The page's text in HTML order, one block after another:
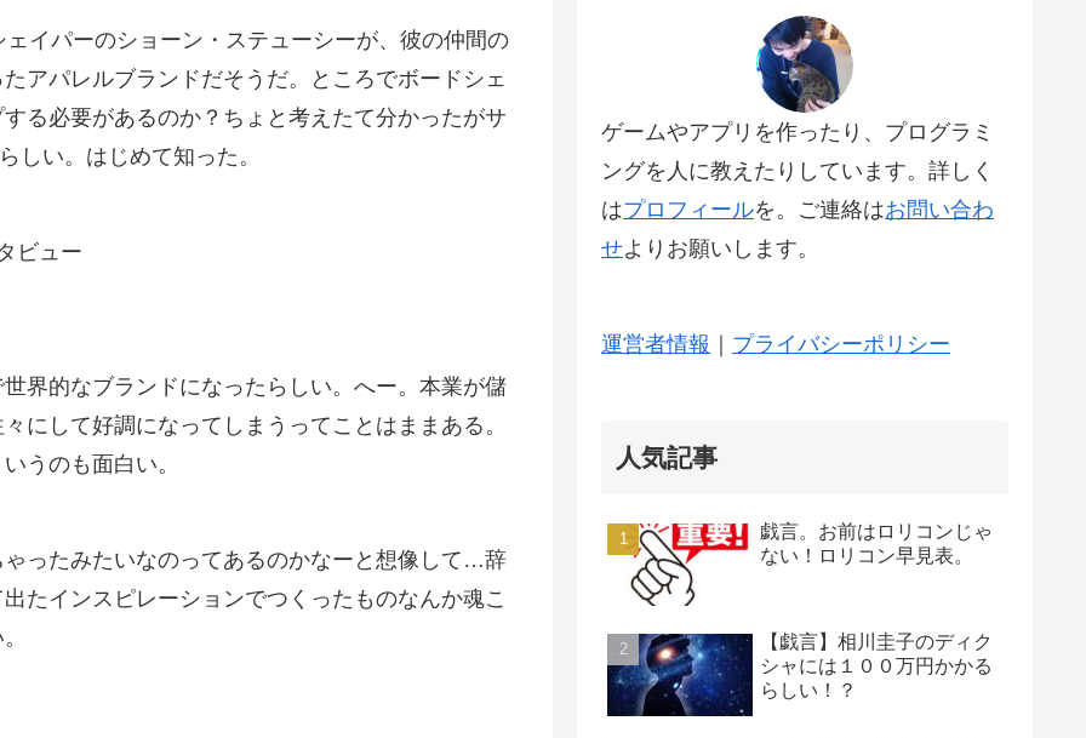
イパーのショーン・ステューシーが、彼の仲間の
アパレルブランドだそうだ。ところでボードシェ
る必要があるのか？ちょと考えたて分かったがサ
しい。はじめて知った。
ビュー
界的なブランドになったらしい。へー。本業が儲
にして好調になってしまうってことはままある。
うのも面白い。
ったみたいなのってあるのかなーと想像して…辞
たインスピレーションでつくったものなんか魂こ
ゲームやアプリを作ったり、プログラミ
ングを人に教えたりしています。詳しく
はプロフィールを。ご連絡はお問い合わ
せよりお願いします。
運営者情報 プライバシーポリシー
人気記事
戯言。お前はロリコンじゃ
ない！ロリコン早見表。
【戯言】相川圭子のディク
シャには１００万円かかる
らしい！？